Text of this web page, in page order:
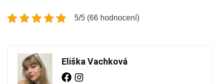
5/5 (66 hodnocení)
Eliška Vachková